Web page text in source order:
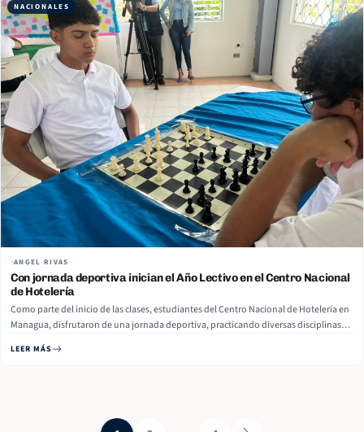
NACIONALES
ANGEL RIVAS
Con jornada deportiva inician el Año Lectivo en el Centro Nacional
de Hotelería
Como parte del inicio de las clases, estudiantes del Centro Nacional de Hotelería en
Managua, disfrutaron de una jornada deportiva, practicando diversas disciplinas
también se realizó en conmemoración del Día Nacional de la Reconciliación y…
LEER MÁS